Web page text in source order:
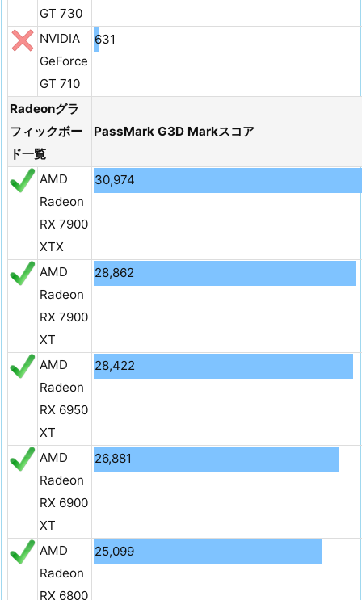
GT 730
NVIDIA
GeForce
GT 710
631
Radeonグラ
フィックボー
ド一覧
PassMark G3D Markスコア
AMD
Radeon
RX 7900
XTX
30,974
AMD
Radeon
RX 7900
XT
28,862
AMD
Radeon
RX 6950
XT
28,422
AMD
Radeon
RX 6900
XT
26,881
AMD
Radeon
RX 6800
25,099